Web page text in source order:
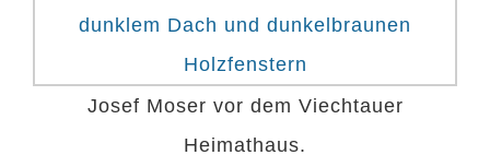
Josef Moser vor dem Viechtauer
Heimathaus.